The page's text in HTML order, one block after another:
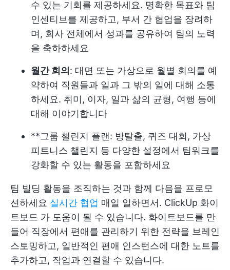
수 있는 기회를 제공하세요. 명확한 목표와 팀
인센티브를 제공하고, 부서 간 협업을 장려하
며, 회사 전체에서 성과를 공유하여 팀의 노력
을 축하하세요
월간 회의: 대면 또는 가상으로 월별 회의를 예
약하여 직원들과 일과 그 밖의 일에 대해 소통
하세요. 취미, 이자, 일과 삶의 균형, 여행 등에
대해 이야기합니다
**그룹 챌린지 플랜: 방탈출, 퀴즈 대회, 가상
피트니스 챌린지 등 다양한 설정에서 팀워크를
강화할 수 있는 활동을 포함하세요
팀 빌딩 활동을 조직하는 것과 함께 다음을 프로모
션하세요 실시간 협업 매일 일하면서. ClickUp 화이
트보드 가 도움이 될 수 있습니다. 화이트보드를 만
들어 직장에서 편애를 관리하기 위한 전략을 브레인
스토밍하고, 일반적인 편애 인스턴스에 대한 노트를
추가하고, 작업과 연결할 수 있습니다.